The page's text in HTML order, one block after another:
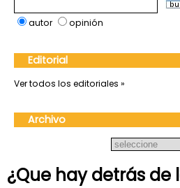
autor opinión
Editorial
Ver todos los editoriales »
Archivo
¿Que hay detrás de